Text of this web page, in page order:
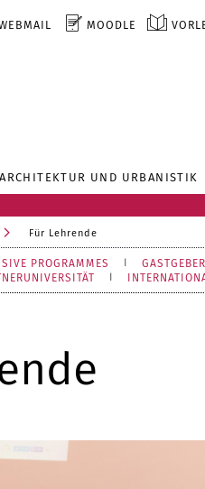
MOODLE
ARCHITEKTUR UND URBANISTIK
Für Lehrende
PROGRAMMES